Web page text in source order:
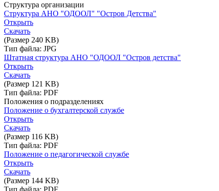
Структура организации
Структура АНО "ОДООЛ" "Остров Детства"
Открыть
Скачать
(Размер 240 KB)
Тип файла: JPG
Штатная структура АНО "ОДООЛ "Остров детства"
Открыть
Скачать
(Размер 121 KB)
Тип файла: PDF
Положения о подразделениях
Положение о бухгалтерской службе
Открыть
Скачать
(Размер 116 KB)
Тип файла: PDF
Положение о педагогической службе
Открыть
Скачать
(Размер 144 KB)